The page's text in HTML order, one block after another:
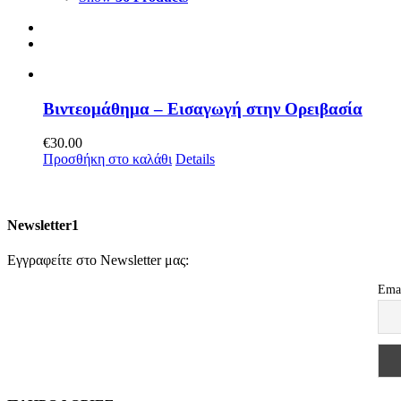
Βιντεομάθημα – Εισαγωγή στην Ορειβασία
€30.00
Προσθήκη στο καλάθι Details
Newsletter1
Εγγραφείτε στο Newsletter μας: